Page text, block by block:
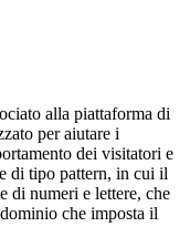
alla piattaforma di
per aiutare i
dei visitatori e
di tipo pattern, in cui il
di numeri e lettere, che
che imposta il